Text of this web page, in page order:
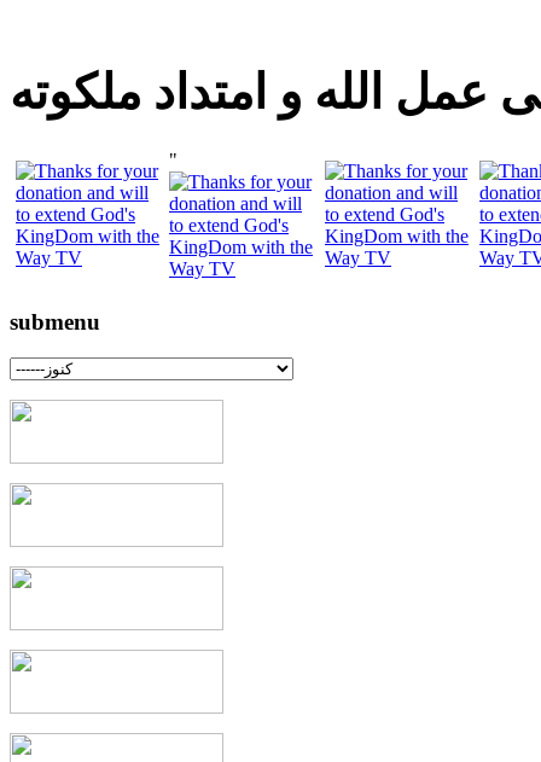
عمل الله و امتداد ملكوته
"
submenu